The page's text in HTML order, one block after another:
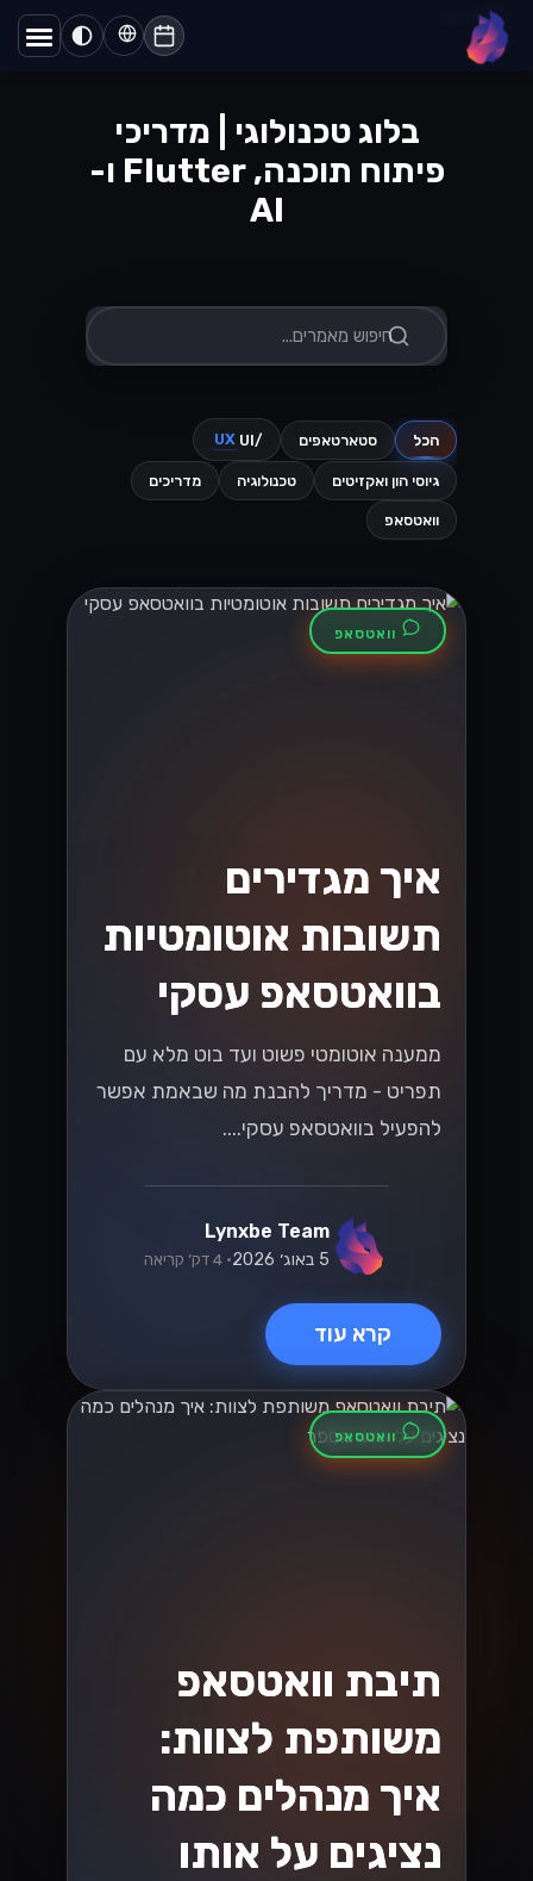
דף הבית
בלוג טכנולוגי | מדריכי
פיתוח תוכנה, Flutter ו-
AI
הכל סטארטאפים UX /UI
גיוסי הון ואקזיטים טכנולוגיה מדריכים
וואטסאפ
וואטסאפ
איך מגדירים
תשובות אוטומטיות
בוואטסאפ עסקי
ממענה אוטומטי פשוט ועד בוט מלא עם
תפריט - מדריך להבנת מה שבאמת אפשר
להפעיל בוואטסאפ עסקי....
Lynxbe Team
5 באוג׳ 2026 • 4 דק׳ קריאה
קרא עוד
וואטסאפ
תיבת וואטסאפ
משותפת לצוות:
איך מנהלים כמה
נציגים על אותו